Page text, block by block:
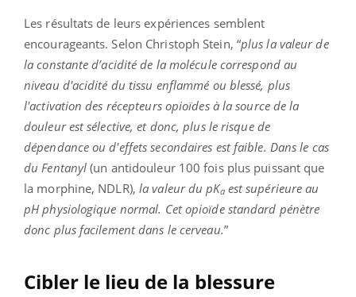
Les résultats de leurs expériences semblent
encourageants. Selon Christoph Stein, “plus la valeur de
la constante d’acidité de la molécule correspond au
niveau d'acidité du tissu enflammé ou blessé, plus
l'activation des récepteurs opioïdes à la source de la
douleur est sélective, et donc, plus le risque de
dépendance ou d'effets secondaires est faible. Dans le cas
du Fentanyl (un antidouleur 100 fois plus puissant que
la morphine, NDLR), la valeur du pKaest supérieure au
pH physiologique normal. Cet opioïde standard pénètre
donc plus facilement dans le cerveau.”
Cibler le lieu de la blessure